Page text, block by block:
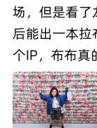
场，但是看了
后能出一本
个IP，布布真